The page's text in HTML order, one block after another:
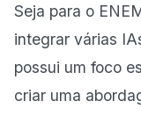
Seja para o
integrar várias
possui um foco
criar uma